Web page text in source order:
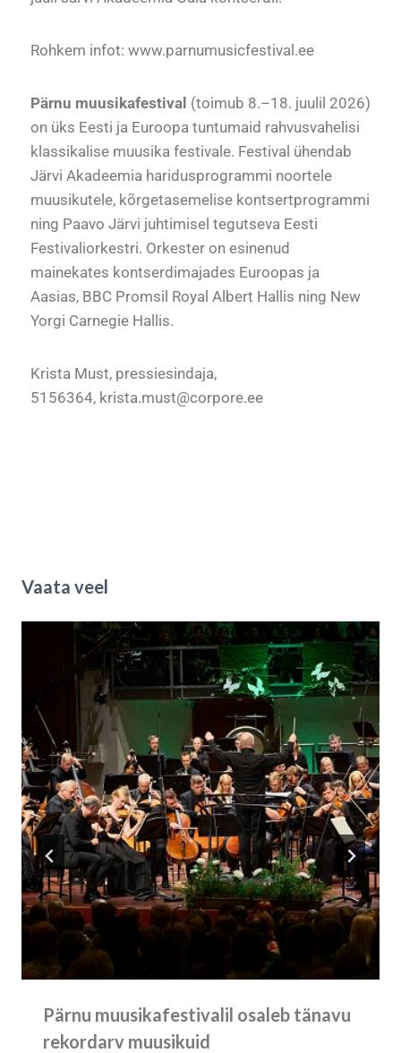
Rohkem infot: www.parnumusicfestival.ee
Pärnu muusikafestival (toimub 8.–18. juulil 2026)
on üks Eesti ja Euroopa tuntumaid rahvusvahelisi
klassikalise muusika festivale. Festival ühendab
Järvi Akadeemia haridusprogrammi noortele
muusikutele, kõrgetasemelise kontsertprogrammi
ning Paavo Järvi juhtimisel tegutseva Eesti
Festivaliorkestri. Orkester on esinenud
mainekates kontserdimajades Euroopas ja
Aasias, BBC Promsil Royal Albert Hallis ning New
Yorgi Carnegie Hallis.
Krista Must, pressiesindaja,
5156364, krista.must@corpore.ee
Vaata veel
Pärnu muusikafestivalil osaleb tänavu
rekordarv muusikuid